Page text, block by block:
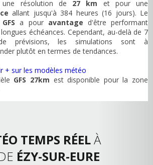
résolution de 27 km et pour une
allant jusqu'à 384 heures (16 jours). Le
GFS a pour avantage d'être performant
échéances. Cependant, au-delà de 7
prévisions, les simulations sont à
plutôt en termes de tendances.
+ sur les modèles météo
GFS 27km est disponible pour la zone
TEMPS RÉELÀ
ÉZY-SUR-EURE